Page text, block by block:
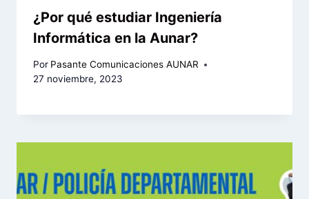
¿Por qué estudiar Ingeniería
Informática en la Aunar?
Por Pasante Comunicaciones AUNAR
27 noviembre, 2023